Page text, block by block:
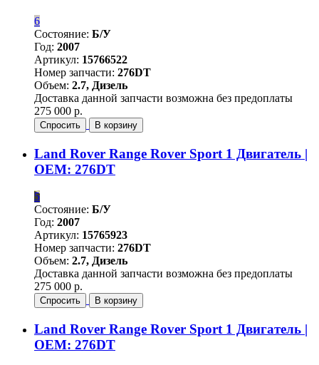
6
Состояние: Б/У
Год: 2007
Артикул: 15766522
Номер запчасти: 276DT
Объем: 2.7, Дизель
Доставка данной запчасти возможна без предоплаты
275 000 р.
Спросить В корзину
Land Rover Range Rover Sport 1 Двигатель |
OEM: 276DT
5
Состояние: Б/У
Год: 2007
Артикул: 15765923
Номер запчасти: 276DT
Объем: 2.7, Дизель
Доставка данной запчасти возможна без предоплаты
275 000 р.
Спросить В корзину
Land Rover Range Rover Sport 1 Двигатель |
OEM: 276DT